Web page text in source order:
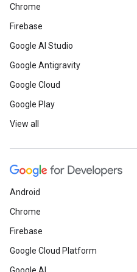
Chrome
Firebase
Google AI Studio
Google Antigravity
Google Cloud
Google Play
View all
Android
Chrome
Firebase
Google Cloud Platform